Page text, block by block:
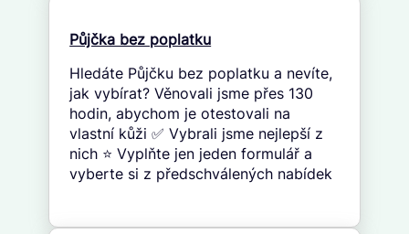
Půjčka bez poplatku
Hledáte Půjčku bez poplatku a nevíte,
jak vybírat? Věnovali jsme přes 130
hodin, abychom je otestovali na
vlastní kůži ✅ Vybrali jsme nejlepší z
nich ⭐ Vyplňte jen jeden formulář a
vyberte si z předschválených nabídek